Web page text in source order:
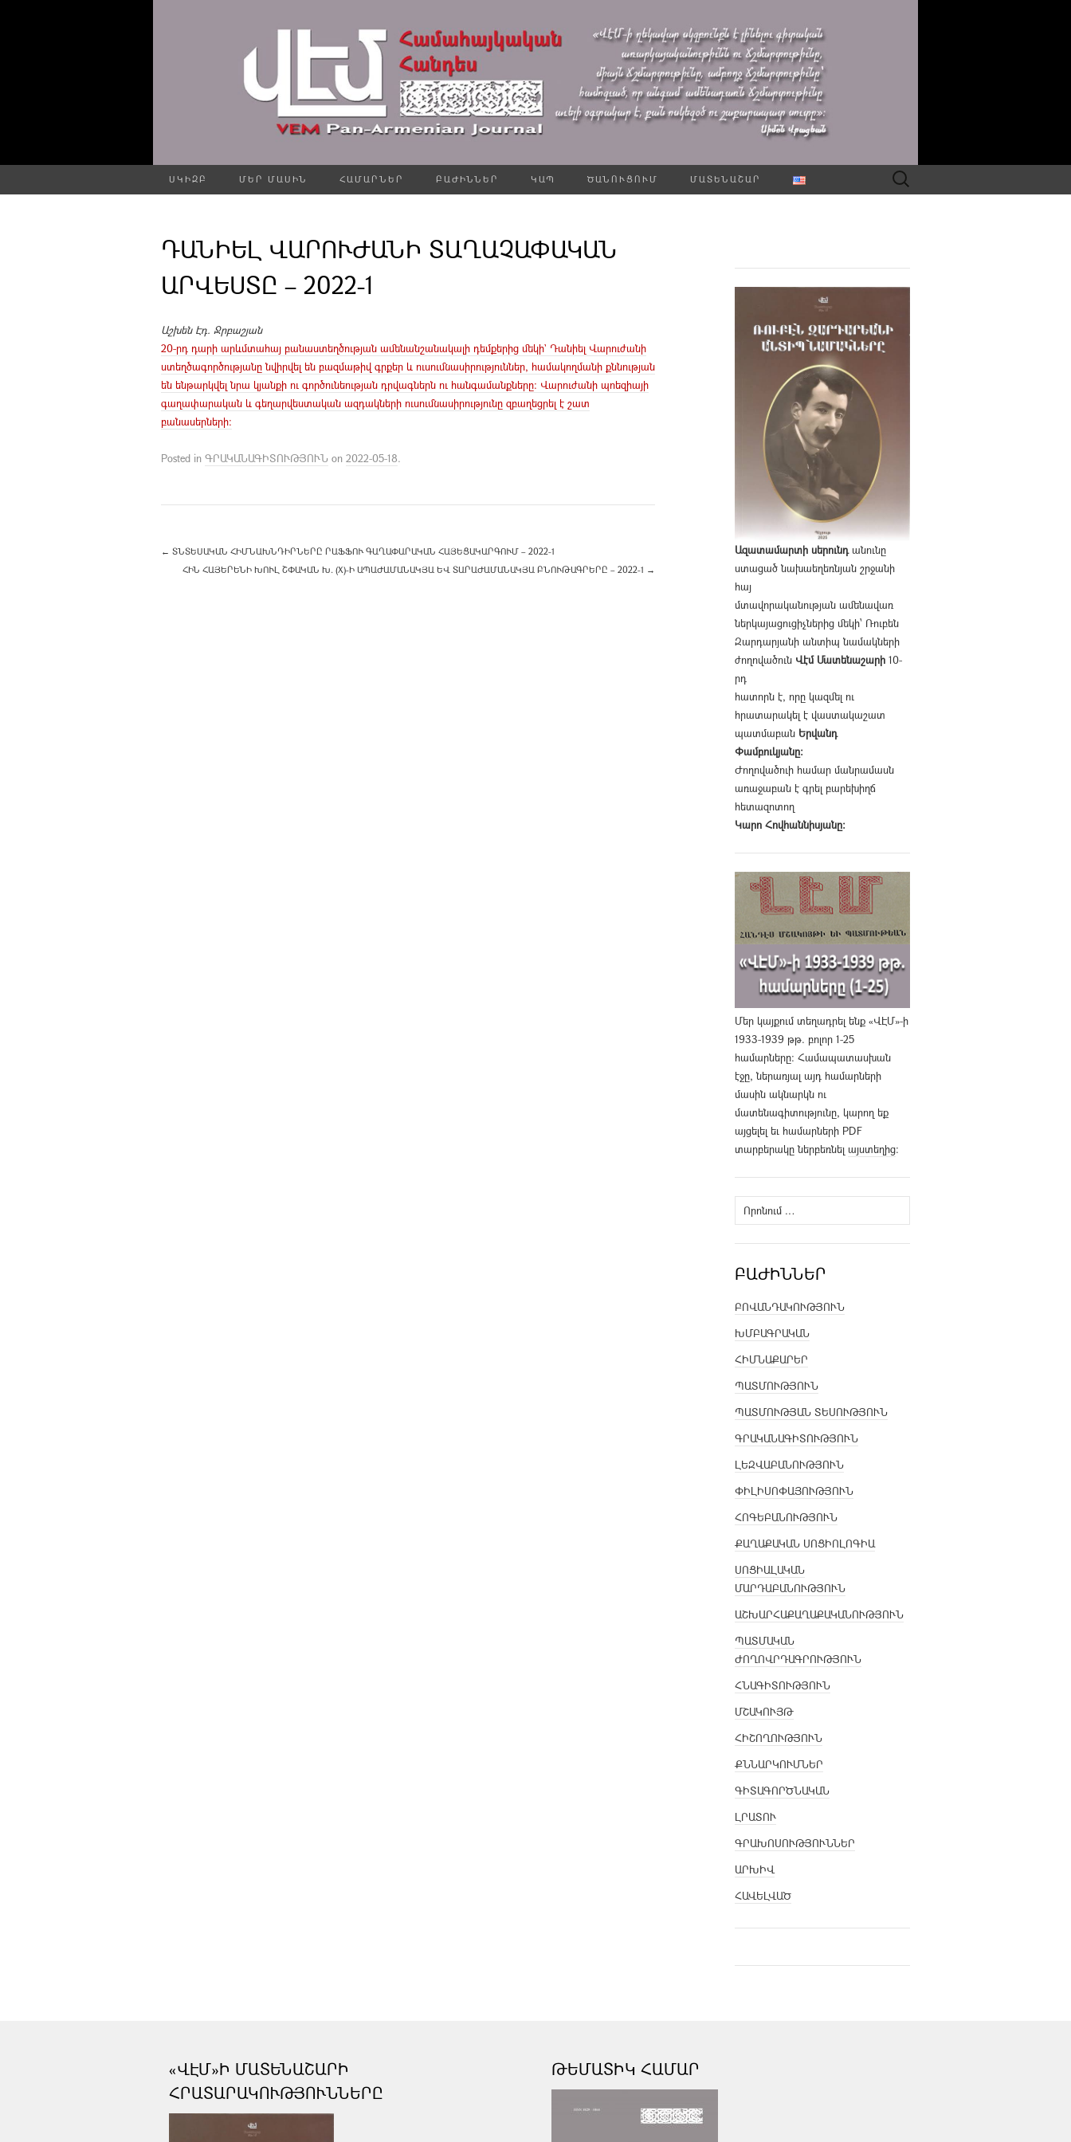
ՍԿԻԶԲ ՄԵՐ ՄԱՍԻՆ ՀԱՄԱՐՆԵՐ ԲԱԺԻՆՆԵՐ ԿԱՊ ԾԱՆՈՒՑՈՒՄ ՄԱՏԵՆԱՇԱՐ Որոնել՝
ԴԱՆԻԵԼ ՎԱՐՈՒԺԱՆԻ ՏԱՂԱՉԱՓԱԿԱՆ
ԱՐՎԵՍՏԸ – 2022-1
Աշխեն Էդ. Ջրբաշյան
20-րդ դարի արևմտահայ բանաստեղծության ամենանշանակալի դեմքերից մեկի` Դանիել Վարուժանի
ստեղծագործությանը նվիրվել են բազմաթիվ գրքեր և ուսումնասիրություններ, համակողմանի քննության
են ենթարկվել նրա կյանքի ու գործունեության դրվագներն ու հանգամանքները։ Վարուժանի պոեզիայի
գաղափարական և գեղարվեստական ազդակների ուսումնասիրությունը զբաղեցրել է շատ
բանասերների:
Posted in ԳՐԱԿԱՆԱԳԻՏՈՒԹՅՈՒՆ on 2022-05-18.
← ՏՆՏԵՍԱԿԱՆ ՀԻՄՆԱԽՆԴԻՐՆԵՐԸ ՐԱՖՖՈՒ ԳԱՂԱՓԱՐԱԿԱՆ ՀԱՅԵՑԱԿԱՐԳՈՒՄ – 2022-1
ՀԻՆ ՀԱՅԵՐԵՆԻ ԽՈՒԼ ՇՓԱԿԱՆ Խ. (X)-Ի ԱՊԱԺԱՄԱՆԱԿՅԱ ԵՎ ՏԱՐԱԺԱՄԱՆԱԿՅԱ ԲՆՈՒԹԱԳՐԵՐԸ – 2022-1 →
Ազատամարտի սերունդանունը
ստացած նախաեղեռնյան շրջանի
հայ
մտավորականության ամենավառ
ներկայացուցիչներից մեկի՝ Ռուբեն
Զարդարյանի անտիպ նամակների
ժողովածուն Վէմ Մատենաշարի 10-
րդ
հատորն է, որը կազմել ու
հրատարակել է վաստակաշատ
պատմաբան Երվանդ
Փամբուկյանը։
Ժողովածուի համար մանրամասն
առաջաբան է գրել բարեխիղճ
հետազոտող
Կարո Հովհաննիսյանը։
Մեր կայքում տեղադրել ենք «ՎԷՄ»-ի
1933-1939 թթ. բոլոր 1-25
համարները։ Համապատասխան
էջը, ներառյալ այդ համարների
մասին ակնարկն ու
մատենագիտությունը, կարող եք
այցելել եւ համարների PDF
տարբերակը ներբեռնել այստեղից։
Որոնել՝
ԲԱԺԻՆՆԵՐ
ԲՈՎԱՆԴԱԿՈՒԹՅՈՒՆ
ԽՄԲԱԳՐԱԿԱՆ
ՀԻՄՆԱՔԱՐԵՐ
ՊԱՏՄՈՒԹՅՈՒՆ
ՊԱՏՄՈՒԹՅԱՆ ՏԵՍՈՒԹՅՈՒՆ
ԳՐԱԿԱՆԱԳԻՏՈՒԹՅՈՒՆ
ԼԵԶՎԱԲԱՆՈՒԹՅՈՒՆ
ՓԻԼԻՍՈՓԱՅՈՒԹՅՈՒՆ
ՀՈԳԵԲԱՆՈՒԹՅՈՒՆ
ՔԱՂԱՔԱԿԱՆ ՍՈՑԻՈԼՈԳԻԱ
ՍՈՑԻԱԼԱԿԱՆ
ՄԱՐԴԱԲԱՆՈՒԹՅՈՒՆ
ԱՇԽԱՐՀԱՔԱՂԱՔԱԿԱՆՈՒԹՅՈՒՆ
ՊԱՏՄԱԿԱՆ
ԺՈՂՈՎՐԴԱԳՐՈՒԹՅՈՒՆ
ՀՆԱԳԻՏՈՒԹՅՈՒՆ
ՄՇԱԿՈՒՅԹ
ՀԻՇՈՂՈՒԹՅՈՒՆ
ՔՆՆԱՐԿՈՒՄՆԵՐ
ԳԻՏԱԳՈՐԾՆԱԿԱՆ
ԼՐԱՏՈՒ
ԳՐԱԽՈՍՈՒԹՅՈՒՆՆԵՐ
ԱՐԽԻՎ
ՀԱՎԵԼՎԱԾ
«ՎԷՄ»Ի ՄԱՏԵՆԱՇԱՐԻ
ՀՐԱՏԱՐԱԿՈՒԹՅՈՒՆՆԵՐԸ
ԹԵՄԱՏԻԿ ՀԱՄԱՐ